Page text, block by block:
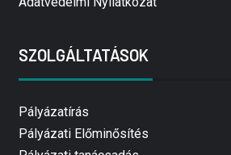
SZOLGÁLTATÁSOK
Pályázatírás
Pályázati Előminősítés